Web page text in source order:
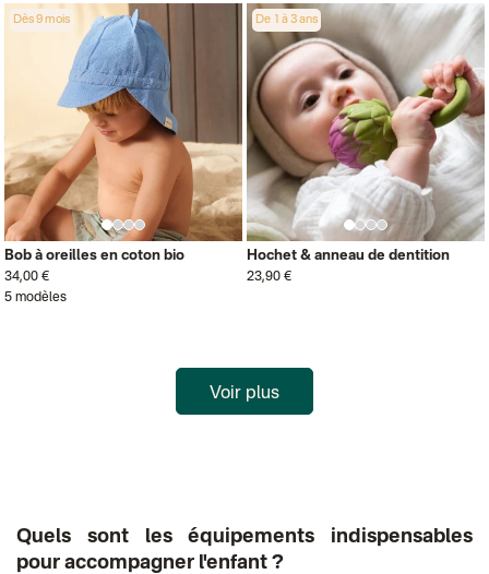
Dès 9 mois
Bob à oreilles en coton bio
34,00 €
5 modèles
De 1 à 3 ans
Hochet & anneau de dentition
23,90 €
Voir plus
Quels sont les équipements indispensables
pour accompagner l'enfant ?